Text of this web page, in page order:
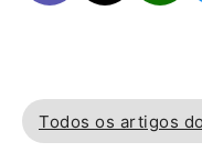
Todos os artigos